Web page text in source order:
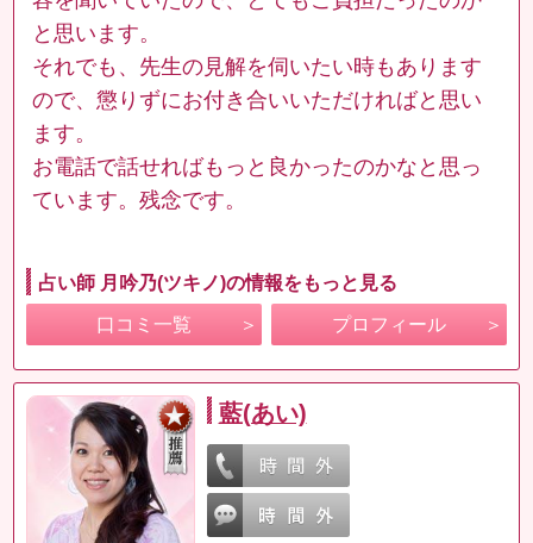
と思います。
それでも、先生の見解を伺いたい時もあります
ので、懲りずにお付き合いいただければと思い
ます。
お電話で話せればもっと良かったのかなと思っ
ています。残念です。
占い師 月吟乃(ツキノ)の情報をもっと見る
口コミ一覧 プロフィール
藍(あい)